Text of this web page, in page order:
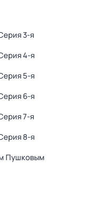
3-я
4-я
5-я
6-я
7-я
8-я
Пушковым